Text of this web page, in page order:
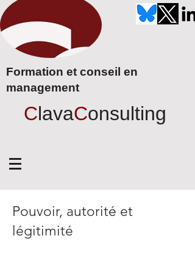
Formation et conseil en
management
ClavaConsulting
Pouvoir, autorité et
légitimité